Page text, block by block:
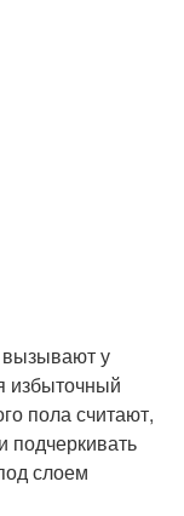
у
избыточный
пола считают,
подчеркивать
слоем